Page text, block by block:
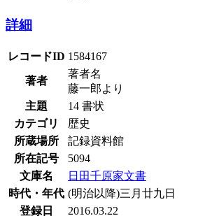
詳細
レコードID 1584167
著者
著者名
藤一郎より
主題
14 書状
カテゴリ
歴史
所蔵場所
記録資料館
所在記号
5094
文庫名
日田千原家文書
時代・年代 (明治以降)三月廿九日
登録日
2016.03.22